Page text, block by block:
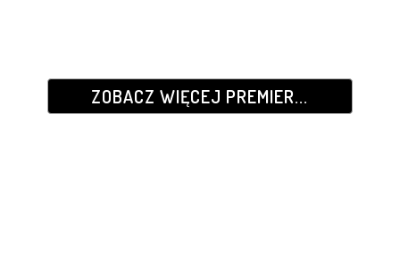
ZOBACZ WIĘCEJ PREMIER...